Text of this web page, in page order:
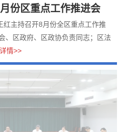
份区重点工作推进会
主持召开8月份全区重点工作推
、区政府、区政协负责同志；区法
情>>